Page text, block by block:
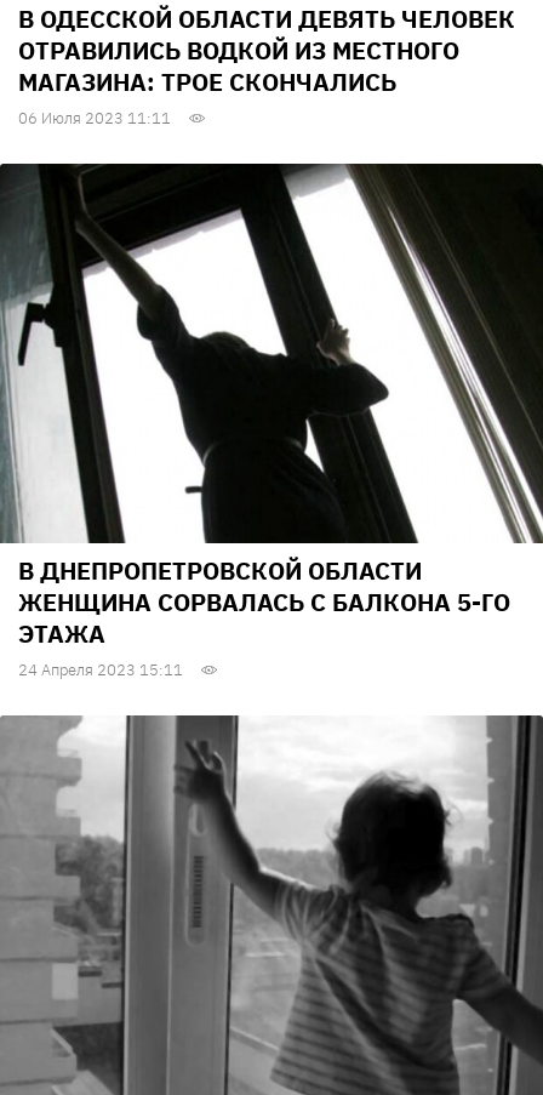
В ОДЕССКОЙ ОБЛАСТИ ДЕВЯТЬ ЧЕЛОВЕК
ОТРАВИЛИСЬ ВОДКОЙ ИЗ МЕСТНОГО
МАГАЗИНА: ТРОЕ СКОНЧАЛИСЬ
06 Июля 2023 11:11
В ДНЕПРОПЕТРОВСКОЙ ОБЛАСТИ
ЖЕНЩИНА СОРВАЛАСЬ С БАЛКОНА 5-ГО
ЭТАЖА
24 Апреля 2023 15:11